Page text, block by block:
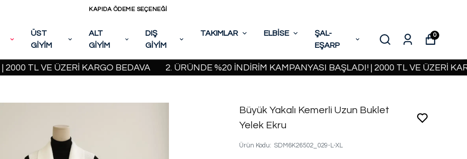
KAPIDA ÖDEME SEÇENEĞİ
ÜST
GİYİM
ALT
GİYİM
DIŞ
GİYİM
TAKIMLAR ELBİSE
ŞAL-
EŞARP
0
VE ÜZERİ KARGO BEDAVA 2. ÜRÜNDE %20 İNDİRİM KAMPANYASI BAŞLADI! | 2000 TL VE ÜZERİ KARGO
Büyük Yakalı Kemerli Uzun Buklet
Yelek Ekru
Ürün Kodu: SDM6K26502_029-L-XL